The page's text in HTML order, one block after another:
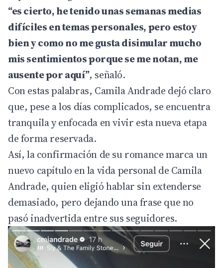
“es cierto, he tenido unas semanas medias
difíciles en temas personales, pero estoy
bien y como no me gusta disimular mucho
mis sentimientos porque se me notan, me
ausente por aquí”, señaló.
Con estas palabras, Camila Andrade dejó claro
que, pese a los días complicados, se encuentra
tranquila y enfocada en vivir esta nueva etapa
de forma reservada.
Así, la confirmación de su romance marca un
nuevo capítulo en la vida personal de Camila
Andrade, quien eligió hablar sin extenderse
demasiado, pero dejando una frase que no
pasó inadvertida entre sus seguidores.